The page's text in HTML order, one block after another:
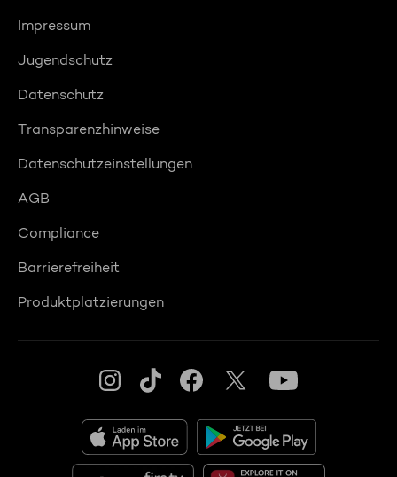
Impressum
Jugendschutz
Datenschutz
Transparenzhinweise
Datenschutzeinstellungen
AGB
Compliance
Barrierefreiheit
Produktplatzierungen